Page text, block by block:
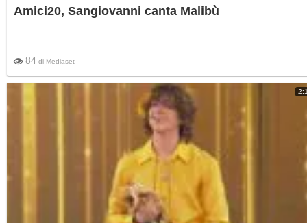
Amici20, Sangiovanni canta Malibù
84 di Mediaset